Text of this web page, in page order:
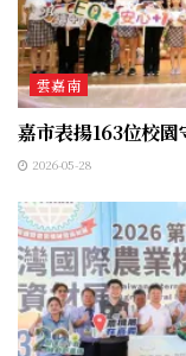
雲嘉南
嘉市表揚163位校
2026-05-28